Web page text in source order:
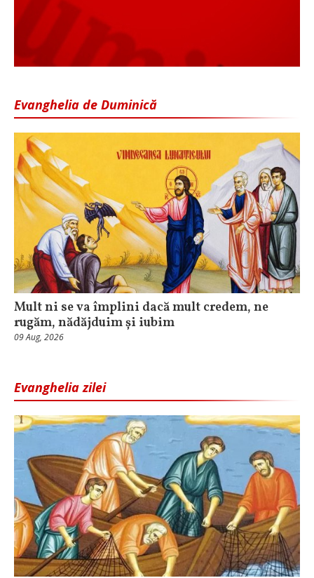
Evanghelia de Duminică
Mult ni se va împlini dacă mult credem, ne
rugăm, nădăjduim și iubim
09 Aug, 2026
Evanghelia zilei